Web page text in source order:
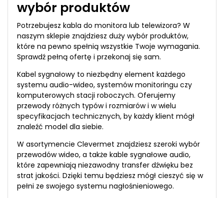
wybór produktów
Potrzebujesz kabla do monitora lub telewizora? W
naszym sklepie znajdziesz duży wybór produktów,
które na pewno spełnią wszystkie Twoje wymagania.
Sprawdź pełną ofertę i przekonaj się sam.
Kabel sygnałowy to niezbędny element każdego
systemu audio-wideo, systemów monitoringu czy
komputerowych stacji roboczych. Oferujemy
przewody różnych typów i rozmiarów i w wielu
specyfikacjach technicznych, by każdy klient mógł
znaleźć model dla siebie.
W asortymencie Clevermet znajdziesz szeroki wybór
przewodów wideo, a także kable sygnałowe audio,
które zapewniają niezawodny transfer dźwięku bez
strat jakości. Dzięki temu będziesz mógł cieszyć się w
pełni ze swojego systemu nagłośnieniowego.